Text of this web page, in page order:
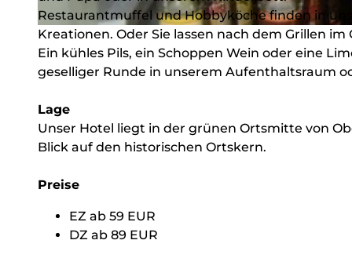
© Udo Schwarz, Udo Schwarz
Restaurantmuffel und Hobbyköche finden in
Kreationen. Oder Sie lassen nach dem Grillen
Ein kühles Pils, ein Schoppen Wein oder eine
geselliger Runde in unserem Aufenthaltsraum
Lage
Unser Hotel liegt in der grünen Ortsmitte von
Blick auf den historischen Ortskern.
Preise
EZ ab 59 EUR
DZ ab 89 EUR